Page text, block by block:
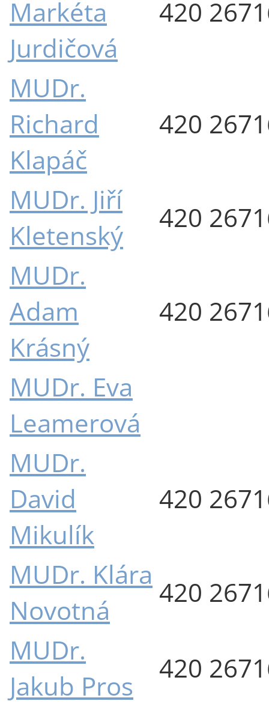
Markéta
Jurdičová
420
MUDr.
Richard
Klapáč
420
MUDr. Jiří
Kletenský
420
MUDr.
Adam
Krásný
420
MUDr. Eva
Leamerová
MUDr.
David
Mikulík
420
MUDr. Klára
Novotná
420
MUDr.
Jakub Pros
420